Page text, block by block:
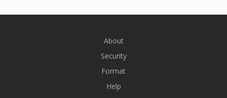
About
Security
Format
Help